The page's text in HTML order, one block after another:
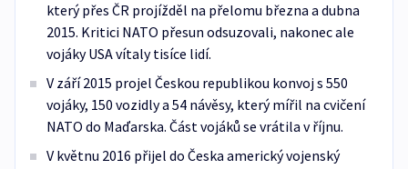
který přes ČR projížděl na přelomu března a dubna
2015. Kritici NATO přesun odsuzovali, nakonec ale
vojáky USA vítaly tisíce lidí.
V září 2015 projel Českou republikou konvoj s 550
vojáky, 150 vozidly a 54 návěsy, který mířil na cvičení
NATO do Maďarska. Část vojáků se vrátila v říjnu.
V květnu 2016 přijel do Česka americký vojenský